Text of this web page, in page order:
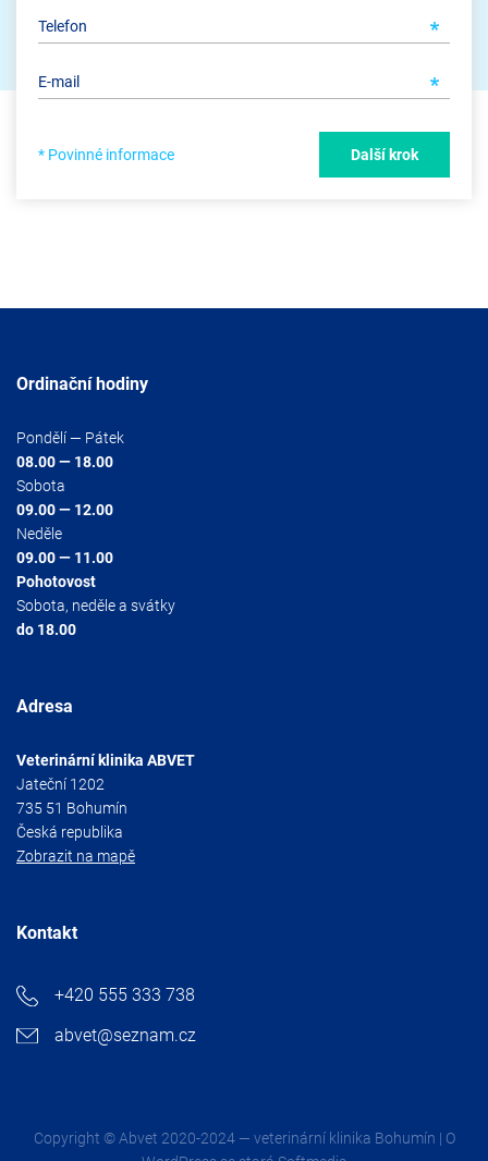
* Povinné informace Další krok
Ordinační hodiny
Pondělí — Pátek
08.00 — 18.00
Sobota
09.00 — 12.00
Neděle
09.00 — 11.00
Pohotovost
Sobota, neděle a svátky
do 18.00
Adresa
Veterinární klinika ABVET
Jateční 1202
735 51 Bohumín
Česká republika
Zobrazit na mapě
Kontakt
+420 555 333 738
abvet@seznam.cz
Copyright © Abvet 2020-2024 — veterinární klinika Bohumín | O